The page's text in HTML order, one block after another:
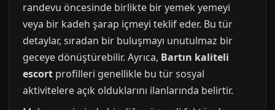
randevu öncesinde birlikte bir yemek yemeyi
veya bir kadeh şarap içmeyi teklif eder. Bu tür
detaylar, sıradan bir buluşmayı unutulmaz bir
geceye dönüştürebilir. Ayrıca, Bartın kaliteli
escort profilleri genellikle bu tür sosyal
aktivitelere açık olduklarını ilanlarında belirtir.